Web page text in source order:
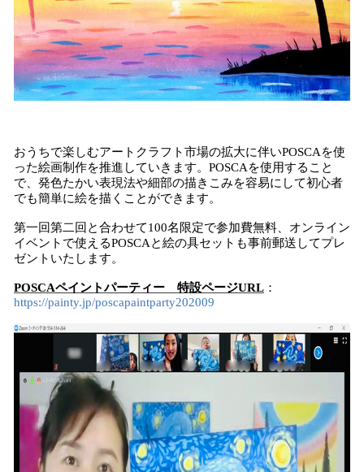
おうちで楽しむアートクラフト市場の拡大に伴いPOSCAを使
った絵画制作を推進していきます。POSCAを使用すること
で、発色たかい表現法や細部の描きこみを容易にして初心者
でも簡単に絵を描くことができます。
第一回第二回と合わせて100名限定で参加費無料、オンライン
イベントで使えるPOSCAと絵の具セットも事前郵送してプレ
ゼントいたします。
POSCAペイントパーティー 特設ページURL ：
https://painty.jp/poscapaintparty202009